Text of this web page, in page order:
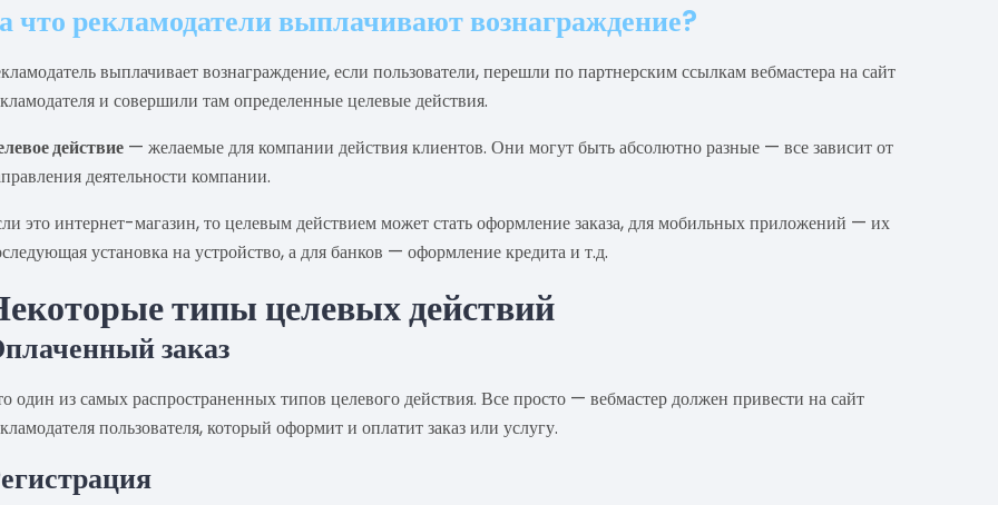
что рекламодатели выплачивают вознаграждение?
выплачивает вознаграждение, если пользователи, перешли по партнерским ссылкам вебмастера на сайт
и совершили там определенные целевые действия.
действие — желаемые для компании действия клиентов. Они могут быть абсолютно разные — все зависит от
деятельности компании.
это интернет-магазин, то целевым действием может стать оформление заказа, для мобильных приложений — их
установка на устройство, а для банков — оформление кредита и т.д.
типы целевых действий
заказ
один из самых распространенных типов целевого действия. Все просто — вебмастер должен привести на сайт
пользователя, который оформит и оплатит заказ или услугу.